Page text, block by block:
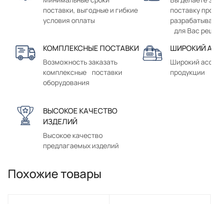
поставки, выгодные и гибкие
условия оплаты
поставку
для Вас
КОМПЛЕКСНЫЕ ПОСТАВКИ
Возможность заказать
комплексные поставки
оборудования
ШИРОКИЙ
Широкий
продукции
ВЫСОКОЕ КАЧЕСТВО
ИЗДЕЛИЙ
Высокое качество
предлагаемых изделий
Похожие товары